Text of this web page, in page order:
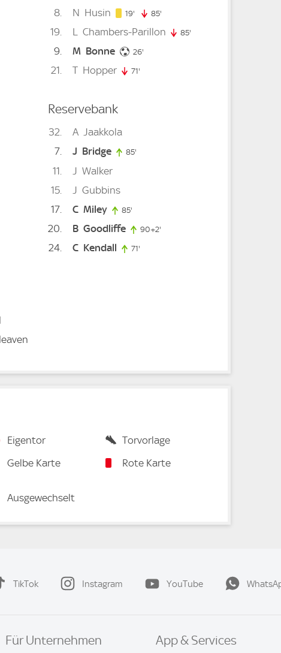
8
N Husin 19' 19. minute
85'
19 L Chambers-Parillon 85'
9 M Bonne 26'
21 T Hopper 71'
Reservebank
32 A Jaakkola
7
J Bridge 85'
11 J Walker
15
J Gubbins
17
C Miley 85'
20 B Goodliffe 90+2'
24 C Kendall 71'
Eigentor
Torvorlage
Gelbe Karte Rote Karte
Ausgewechselt
TikTok Instagram YouTube
Für Unternehmen App & Services